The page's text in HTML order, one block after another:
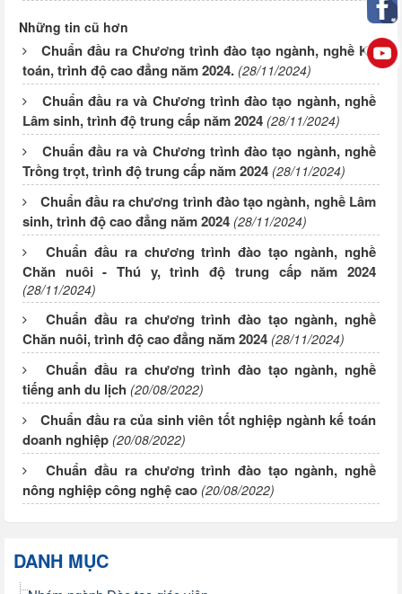
Những tin cũ hơn
Chuẩn đầu ra Chương trình đào tạo ngành, nghề Kế
toán, trình độ cao đẳng năm 2024. (28/11/2024)
Chuẩn đầu ra và Chương trình đào tạo ngành, nghề
Lâm sinh, trình độ trung cấp năm 2024 (28/11/2024)
Chuẩn đầu ra và Chương trình đào tạo ngành, nghề
Trồng trọt, trình độ trung cấp năm 2024 (28/11/2024)
Chuẩn đầu ra chương trình đào tạo ngành, nghề Lâm
sinh, trình độ cao đẳng năm 2024 (28/11/2024)
Chuẩn đầu ra chương trình đào tạo ngành, nghề
Chăn nuôi - Thú y, trình độ trung cấp năm 2024
(28/11/2024)
Chuẩn đầu ra chương trình đào tạo ngành, nghề
Chăn nuôi, trình độ cao đẳng năm 2024 (28/11/2024)
Chuẩn đầu ra chương trình đào tạo ngành, nghề
tiếng anh du lịch (20/08/2022)
Chuẩn đầu ra của sinh viên tốt nghiệp ngành kế toán
doanh nghiệp (20/08/2022)
Chuẩn đầu ra chương trình đào tạo ngành, nghề
nông nghiệp công nghệ cao (20/08/2022)
DANH MỤC